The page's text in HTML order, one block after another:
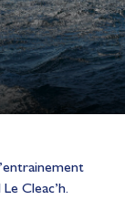
Cleac’h.